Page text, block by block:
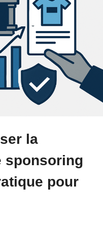
la
sponsoring
pour